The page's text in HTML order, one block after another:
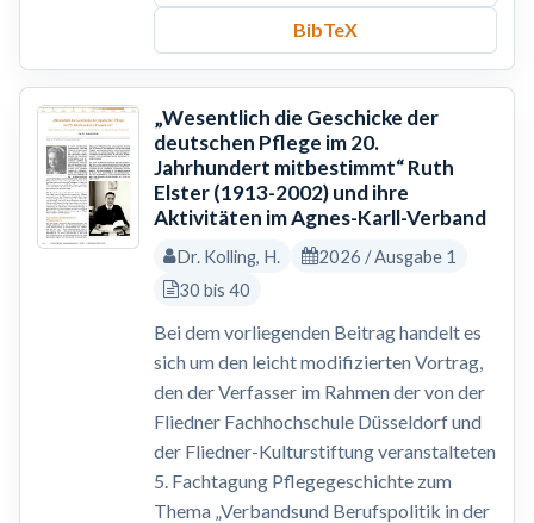
BibTeX
„Wesentlich die Geschicke der
deutschen Pflege im 20.
Jahrhundert mitbestimmt“ Ruth
Elster (1913-2002) und ihre
Aktivitäten im Agnes-Karll-Verband
Dr. Kolling, H.
2026 / Ausgabe 1
30 bis 40
Bei dem vorliegenden Beitrag handelt es
sich um den leicht modifizierten Vortrag,
den der Verfasser im Rahmen der von der
Fliedner Fachhochschule Düsseldorf und
der Fliedner-Kulturstiftung veranstalteten
5. Fachtagung Pflegegeschichte zum
Thema „Verbandsund Berufspolitik in der